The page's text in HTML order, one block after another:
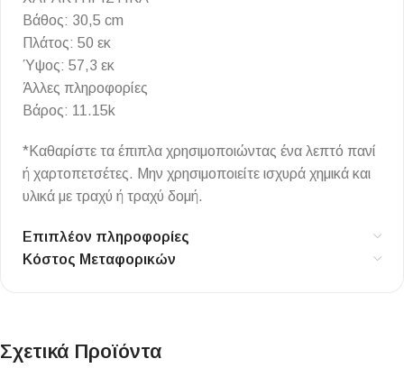
Βάθος: 30,5 cm
Πλάτος: 50 εκ
Ύψος: 57,3 εκ
Άλλες πληροφορίες
Βάρος: 11.15k
*Καθαρίστε τα έπιπλα χρησιμοποιώντας ένα λεπτό πανί
ή χαρτοπετσέτες. Μην χρησιμοποιείτε ισχυρά χημικά και
υλικά με τραχύ ή τραχύ δομή.
Επιπλέον πληροφορίες
Κόστος Μεταφορικών
Σχετικά Προϊόντα